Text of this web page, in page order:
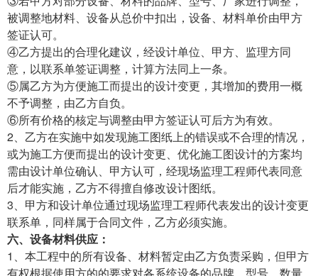
被调整地材料、设备从总价中扣出，设备、材料单价由甲方
签证认可。
④乙方提出的合理化建议，经设计单位、甲方、监理方同
意，以联系单签证调整，计算方法同上一条。
⑤属乙方为方便施工而提出的设计变更，其增加的费用一概
不予调整，由乙方自负。
⑥所有价格的核定与调整由甲方签证认可后方为有效。
2、乙方在实施中如发现施工图纸上的错误或不合理的情况，
或为施工方便而提出的设计变更、优化施工图设计的方案均
需由设计单位确认、甲方认可，经现场监理工程师代表同意
后才能实施，乙方不得擅自修改设计图纸。
3、甲方和设计单位通过现场监理工程师代表发出的设计变更
联系单，同样属于合同文件，乙方必须实施。
六、设备材料供应：
1、本工程中的所有设备、材料暂定由乙方负责采购，但甲方
有权根据使用方的的要求对各系统设备的品牌、型号、数量